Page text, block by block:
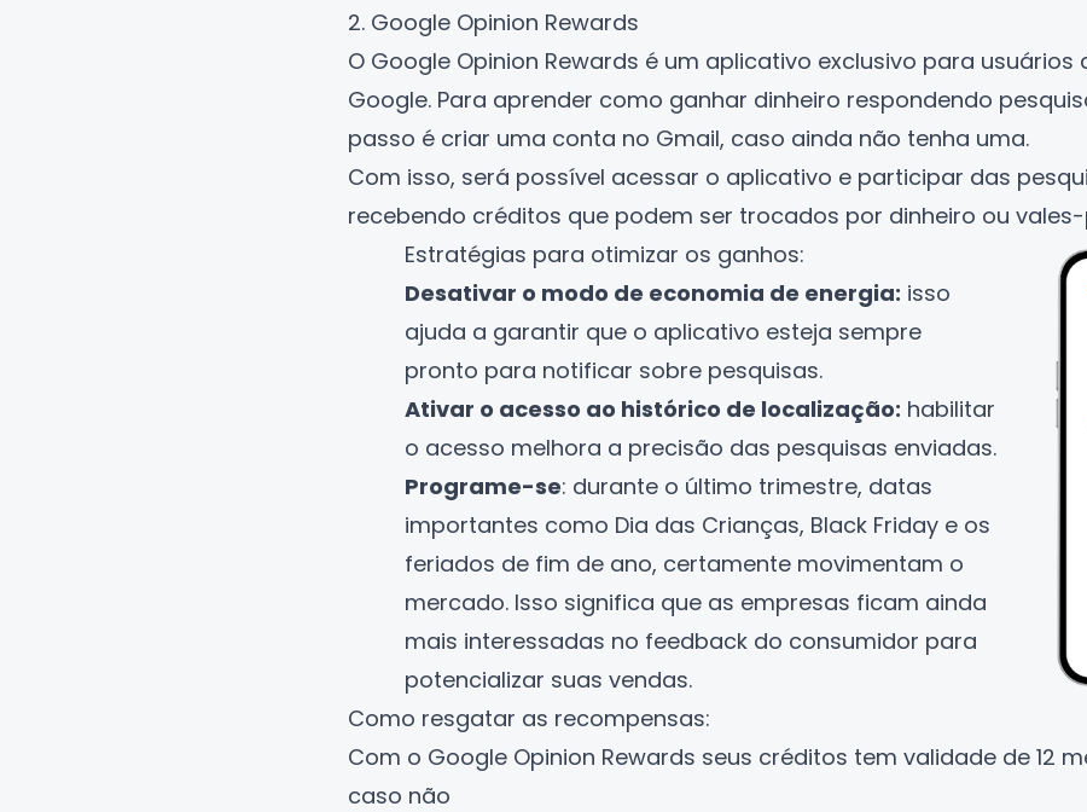
2. Google Opinion Rewards
O Google Opinion Rewards é um aplicativo exclusivo para
Google. Para aprender como ganhar dinheiro respondendo
passo é criar uma conta no Gmail, caso ainda não tenha uma.
Com isso, será possível acessar o aplicativo e participar das
recebendo créditos que podem ser trocados por dinheiro ou
Estratégias para otimizar os ganhos:
Desativar o modo de economia de energia: isso
ajuda a garantir que o aplicativo esteja sempre
pronto para notificar sobre pesquisas.
Ativar o acesso ao histórico de localização: habilitar
o acesso melhora a precisão das pesquisas enviadas.
Programe-se: durante o último trimestre, datas
importantes como Dia das Crianças, Black Fridaye os
feriados de fim de ano, certamente movimentam o
mercado. Isso significa que as empresas ficam ainda
mais interessadas no feedback do consumidor para
potencializar suas vendas.
Como resgatar as recompensas:
Com o Google Opinion Rewards seus créditos tem validade de 12
caso não